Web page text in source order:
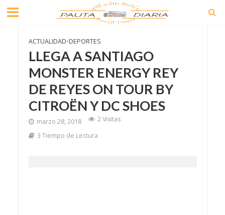
ACTUALIDAD•DEPORTES
LLEGA A SANTIAGO
MONSTER ENERGY REY
DE REYES ON TOUR BY
CITROËN Y DC SHOES
marzo 28, 2018
2 Visitas
3 Tiempo de Lectura